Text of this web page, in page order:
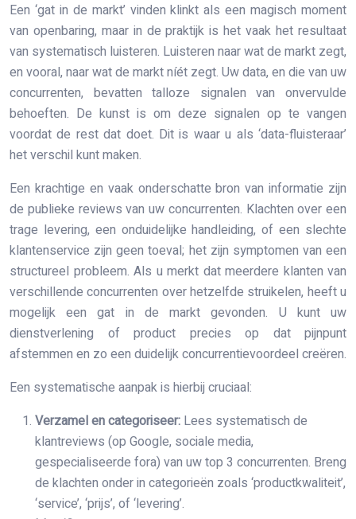
Een ‘gat in de markt’ vinden klinkt als een magisch moment
van openbaring, maar in de praktijk is het vaak het resultaat
van systematisch luisteren. Luisteren naar wat de markt zegt,
en vooral, naar wat de markt níét zegt. Uw data, en die van uw
concurrenten, bevatten talloze signalen van onvervulde
behoeften. De kunst is om deze signalen op te vangen
voordat de rest dat doet. Dit is waar u als ‘data-fluisteraar’
het verschil kunt maken.
Een krachtige en vaak onderschatte bron van informatie zijn
de publieke reviews van uw concurrenten. Klachten over een
trage levering, een onduidelijke handleiding, of een slechte
klantenservice zijn geen toeval; het zijn symptomen van een
structureel probleem. Als u merkt dat meerdere klanten van
verschillende concurrenten over hetzelfde struikelen, heeft u
mogelijk een gat in de markt gevonden. U kunt uw
dienstverlening of product precies op dat pijnpunt
afstemmen en zo een duidelijk concurrentievoordeel creëren.
Een systematische aanpak is hierbij cruciaal:
Verzamel en categoriseer: Lees systematisch de
klantreviews (op Google, sociale media,
gespecialiseerde fora) van uw top 3 concurrenten. Breng
de klachten onder in categorieën zoals ‘productkwaliteit’,
‘service’, ‘prijs’, of ‘levering’.